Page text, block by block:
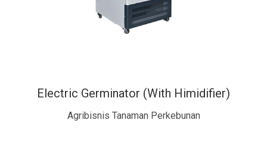
Electric Germinator (With Himidifier)
Agribisnis Tanaman Perkebunan